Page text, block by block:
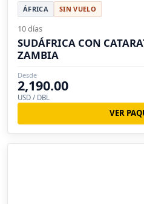
ÁFRICA SIN VUELO
10 días
SUDÁFRICA CON
ZAMBIA
Desde
2,190.00
USD / DBL
VER